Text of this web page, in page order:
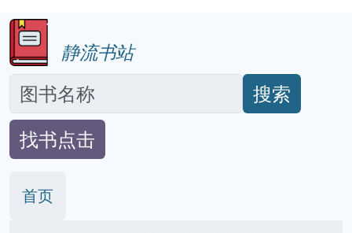
静流书站
搜索
找书点击
首页